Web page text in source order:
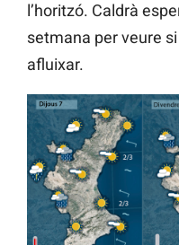
l’horitzó. Caldrà
setmana per veure
afluixar.